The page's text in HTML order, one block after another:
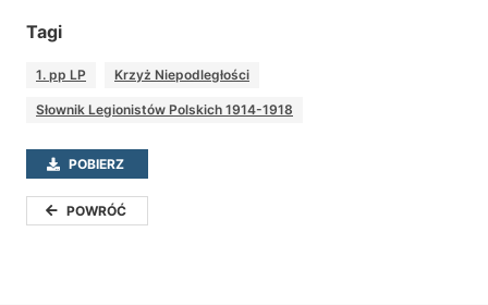
Tagi
1. pp LP Krzyż Niepodległości
Słownik Legionistów Polskich 1914-1918
POBIERZ
POWRÓĆ